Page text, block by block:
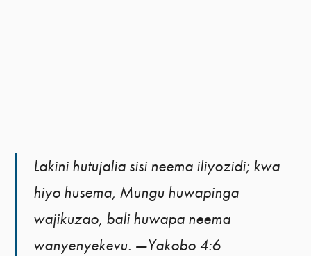
Lakini hutujalia sisi neema iliyozidi; kwa
hiyo husema, Mungu huwapinga
wajikuzao, bali huwapa neema
wanyenyekevu. —Yakobo 4:6